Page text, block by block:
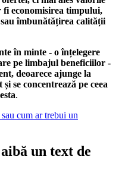
economisirea timpului,
îmbunătățirea calității
în minte - o înțelegere
pe limbajul beneficiilor -
deoarece ajunge la
se concentrează pe ceea
.
cum ar trebui un
un text de